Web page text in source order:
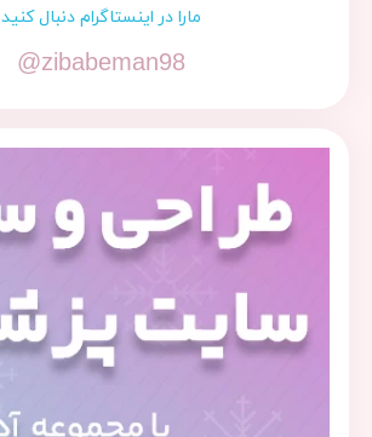
مارا در اینستاگرام دنبال کنید
@zibabeman98